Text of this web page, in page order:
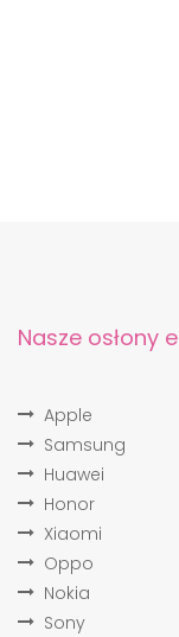
Nasze osłony
Apple
Samsung
Huawei
Honor
Xiaomi
Oppo
Nokia
Sony